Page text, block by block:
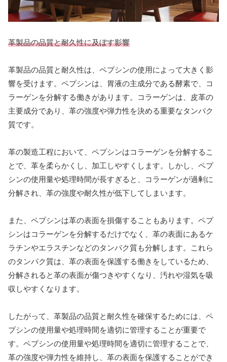
革製品の品質と耐久性に及ぼす影響
革製品の品質と耐久性は、ペプシンの使用によって大きく影
響を受けます。ペプシンは、胃液の主成分である酵素で、コ
ラーゲンを分解する働きがあります。コラーゲンは、皮革の
主要成分であり、革の強度や弾力性を決める重要なタンパク
質です。
革の製造工程において、ペプシンはコラーゲンを分解するこ
とで、革を柔らかくし、加工しやすくします。しかし、ペプ
シンの使用量や処理時間が長すぎると、コラーゲンが過剰に
分解され、革の強度や耐久性が低下してしまいます。
また、ペプシンは革の表面を損傷することもあります。ペプ
シンはコラーゲンを分解するだけでなく、革の表面にあるケ
ラチンやエラスチンなどのタンパク質も分解します。これら
のタンパク質は、革の表面を保護する働きをしているため、
分解されると革の表面が傷つきやすくなり、汚れや湿気を吸
収しやすくなります。
したがって、革製品の品質と耐久性を確保するためには、ペ
プシンの使用量や処理時間を適切に管理することが重要で
す。ペプシンの使用量や処理時間を適切に管理することで、
革の強度や弾力性を維持し、革の表面を保護することができ